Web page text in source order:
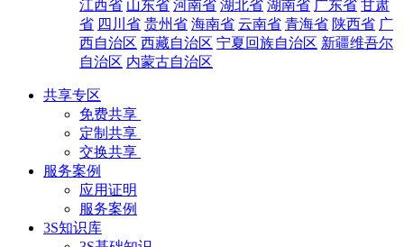
江西省 山东省 河南省 湖北省 湖南省 广东省 甘肃
省 四川省 贵州省 海南省 云南省 青海省 陕西省 广
西自治区 西藏自治区 宁夏回族自治区 新疆维吾尔
自治区 内蒙古自治区
共享专区
免费共享
定制共享
交换共享
服务案例
应用证明
服务案例
3S知识库